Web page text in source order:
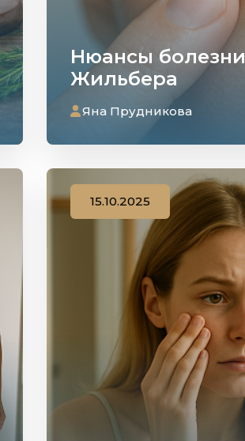
Нюансы болезни
Жильбера
Яна Прудникова
15.10.2025